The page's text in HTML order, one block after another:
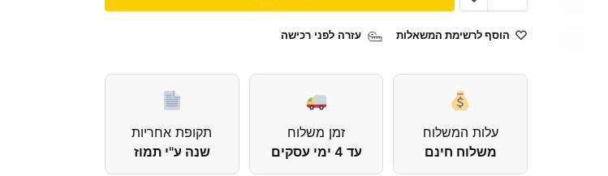
הוסף לרשימת המשאלות עזרה לפני רכישה
עלות המשלוח
משלוח חינם
זמן משלוח
עד 4 ימי עסקים
תקופת אחריות
שנה ע"י תמוז